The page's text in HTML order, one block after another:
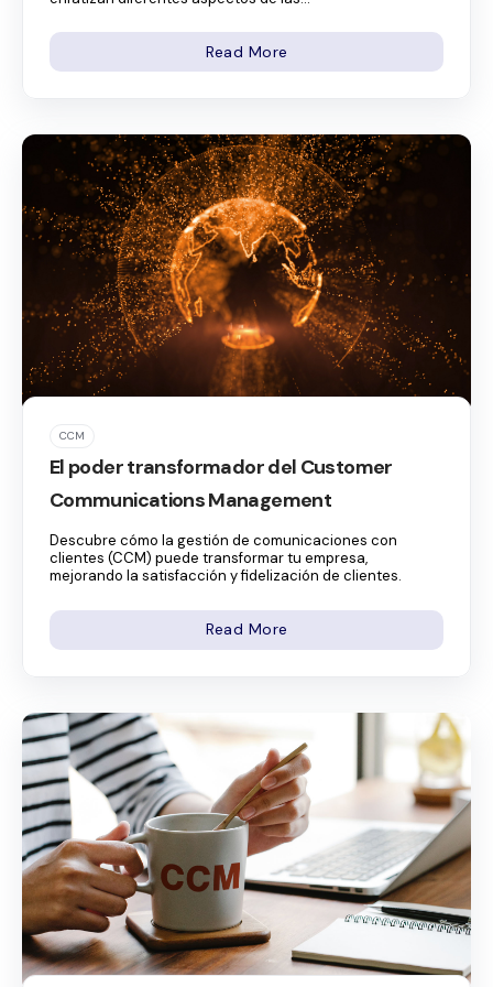
Read More
CCM
El poder transformador del Customer
Communications Management
Descubre cómo la gestión de comunicaciones con
clientes (CCM) puede transformar tu empresa,
mejorando la satisfacción y fidelización de clientes.
Read More